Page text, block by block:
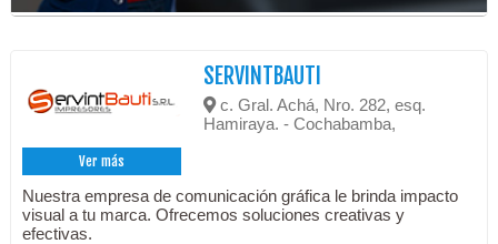
Ver más
SERVINTBAUTI
c. Gral. Achá, Nro. 282, esq.
Hamiraya. - Cochabamba,
Nuestra empresa de comunicación gráfica le brinda impacto
visual a tu marca. Ofrecemos soluciones creativas y
efectivas.